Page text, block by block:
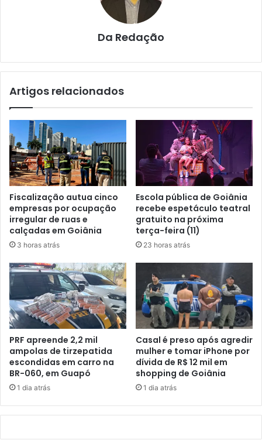
Da Redação
Artigos relacionados
Fiscalização autua cinco
empresas por ocupação
irregular de ruas e
calçadas em Goiânia
3 horas atrás
Escola pública de Goiânia
recebe espetáculo teatral
gratuito na próxima
terça-feira (11)
23 horas atrás
PRF apreende 2,2 mil
ampolas de tirzepatida
escondidas em carro na
BR-060, em Guapó
1 dia atrás
Casal é preso após agredir
mulher e tomar iPhone por
dívida de R$ 12 mil em
shopping de Goiânia
1 dia atrás